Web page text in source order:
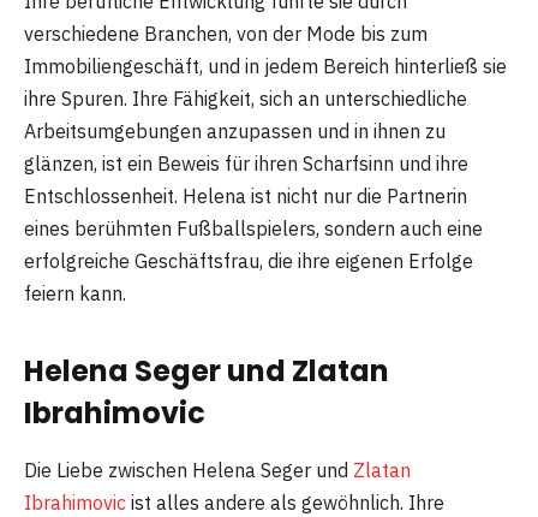
verschiedene Branchen, von der Mode bis zum
Immobiliengeschäft, und in jedem Bereich hinterließ sie
ihre Spuren. Ihre Fähigkeit, sich an unterschiedliche
Arbeitsumgebungen anzupassen und in ihnen zu
glänzen, ist ein Beweis für ihren Scharfsinn und ihre
Entschlossenheit. Helena ist nicht nur die Partnerin
eines berühmten Fußballspielers, sondern auch eine
erfolgreiche Geschäftsfrau, die ihre eigenen Erfolge
feiern kann.
Helena Seger und Zlatan
Ibrahimovic
Die Liebe zwischen Helena Seger und Zlatan
Ibrahimovic ist alles andere als gewöhnlich. Ihre